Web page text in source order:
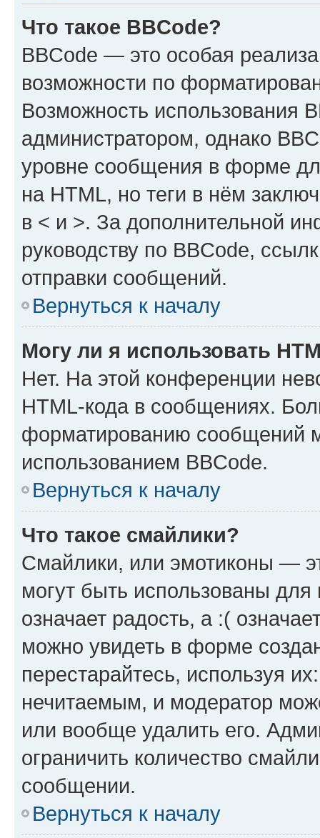
Что такое BBCode?
BBCode — это особая
возможности по
Возможность использования
администратором, однако
уровне сообщения в форме
на HTML, но теги в нём
в < и >. За дополнительной
руководству по BBCode,
отправки сообщений.
Вернуться к началу
Могу ли я использовать
Нет. На этой конференции
HTML-кода в сообщениях.
форматированию сообщений
использованием BBCode.
Вернуться к началу
Что такое смайлики?
Смайлики, или эмотиконы —
могут быть использованы
означает радость, а :(
можно увидеть в форме
перестарайтесь, используя
нечитаемым, и модератор
или вообще удалить его.
ограничить количество
сообщении.
Вернуться к началу